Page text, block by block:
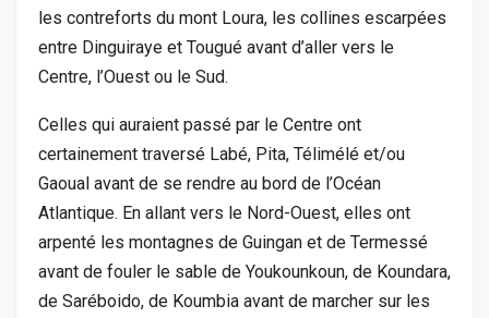
les contreforts du mont Loura, les collines escarpées
entre Dinguiraye et Tougué avant d’aller vers le
Centre, l’Ouest ou le Sud.
Celles qui auraient passé par le Centre ont
certainement traversé Labé, Pita, Télimélé et/ou
Gaoual avant de se rendre au bord de l’Océan
Atlantique. En allant vers le Nord-Ouest, elles ont
arpenté les montagnes de Guingan et de Termessé
avant de fouler le sable de Youkounkoun, de Koundara,
de Saréboido, de Koumbia avant de marcher sur les